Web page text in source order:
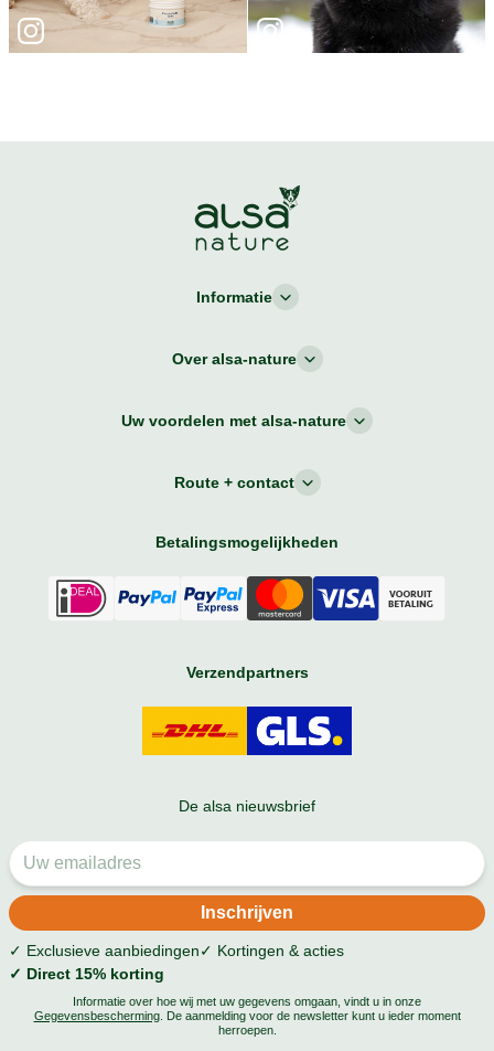
Informatie
Over alsa-nature
Uw voordelen met alsa-nature
Route + contact
Betalingsmogelijkheden
Verzendpartners
De alsa nieuwsbrief
✓ Exclusieve aanbiedingen✓ Kortingen & acties
✓ Direct 15% korting
Informatie over hoe wij met uw gegevens omgaan, vindt u in onze
Gegevensbescherming. De aanmelding voor de newsletter kunt u ieder moment
herroepen.